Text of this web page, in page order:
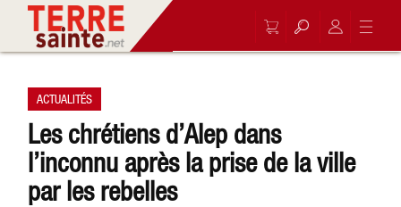
ACTUALITÉS
Les chrétiens d’Alep dans
l’inconnu après la prise de la ville
par les rebelles